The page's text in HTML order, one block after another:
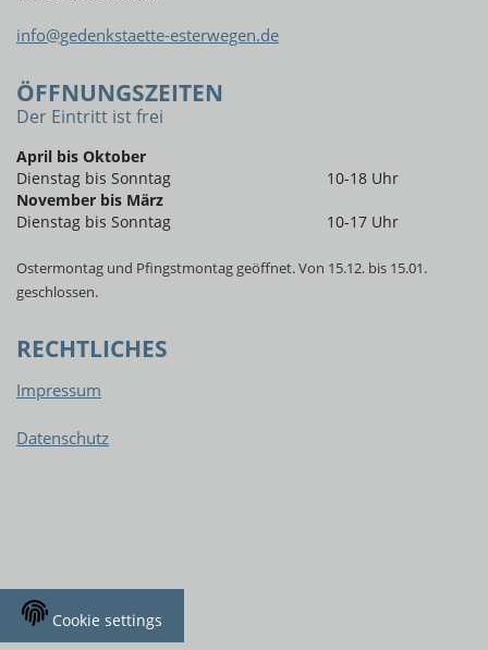
info@gedenkstaette-esterwegen.de
ÖFFNUNGSZEITEN
Der Eintritt ist frei
April bis Oktober
Dienstag bis Sonntag
10-18 Uhr
November bis März
Dienstag bis Sonntag
10-17 Uhr
Ostermontag und Pfingstmontag geöffnet. Von 15.12. bis 15.01.
geschlossen.
RECHTLICHES
Impressum
Datenschutz
Cookie settings